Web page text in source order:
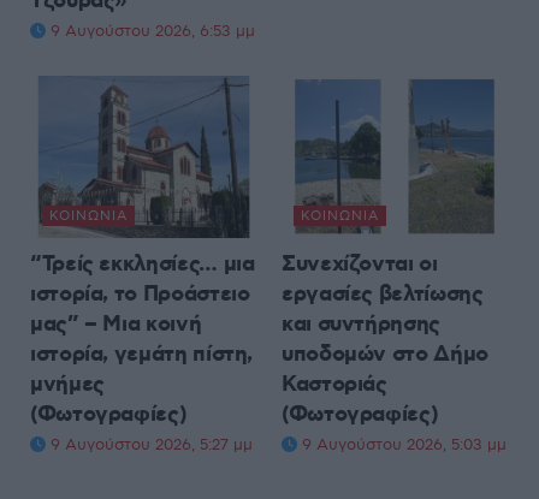
9 Αυγούστου 2026, 6:53 μμ
ΚΟΙΝΩΝΊΑ
“Τρείς εκκλησίες… μια
ιστορία, το Προάστειο
μας” – Μια κοινή
ιστορία, γεμάτη πίστη,
μνήμες
(Φωτογραφίες)
9 Αυγούστου 2026, 5:27 μμ
ΚΟΙΝΩΝΊΑ
Συνεχίζονται οι
εργασίες βελτίωσης
και συντήρησης
υποδομών στο Δήμο
Καστοριάς
(Φωτογραφίες)
9 Αυγούστου 2026, 5:03 μμ